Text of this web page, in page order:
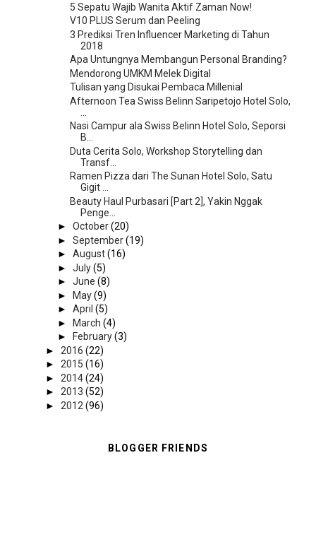
5 Sepatu Wajib Wanita Aktif Zaman Now!
V10 PLUS Serum dan Peeling
3 Prediksi Tren Influencer Marketing di Tahun
2018
Apa Untungnya Membangun Personal Branding?
Mendorong UMKM Melek Digital
Tulisan yang Disukai Pembaca Millenial
Afternoon Tea Swiss Belinn Saripetojo Hotel Solo,
Nasi Campur ala Swiss Belinn Hotel Solo, Seporsi
B...
Duta Cerita Solo, Workshop Storytelling dan
Transf...
Ramen Pizza dari The Sunan Hotel Solo, Satu
Gigit ...
Beauty Haul Purbasari [Part 2], Yakin Nggak
Penge...
► October(20)
► September(19)
► August(16)
► July(5)
► June (8)
►
May(9)
► April (5)
►
March (4)
►
February(3)
► 2016 (22)
► 2015 (16)
► 2014(24)
► 2013 (52)
► 2012 (96)
BLOGGER FRIENDS